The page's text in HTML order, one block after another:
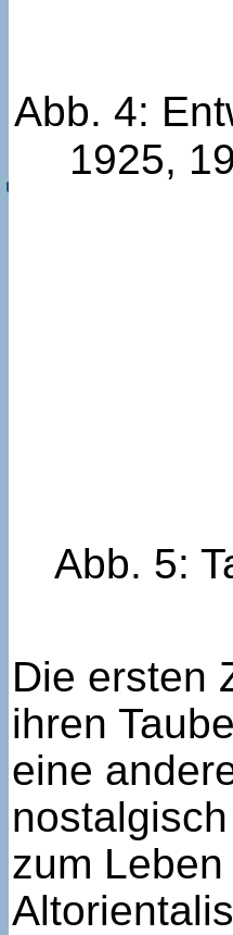
Abb. 4:
1925,
Abb. 5:
Die ersten
ihren
eine
zum